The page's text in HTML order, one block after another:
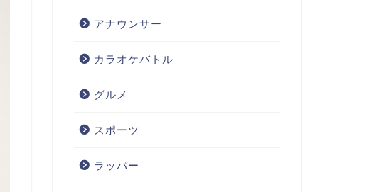
アナウンサー
カラオケバトル
グルメ
スポーツ
ラッパー